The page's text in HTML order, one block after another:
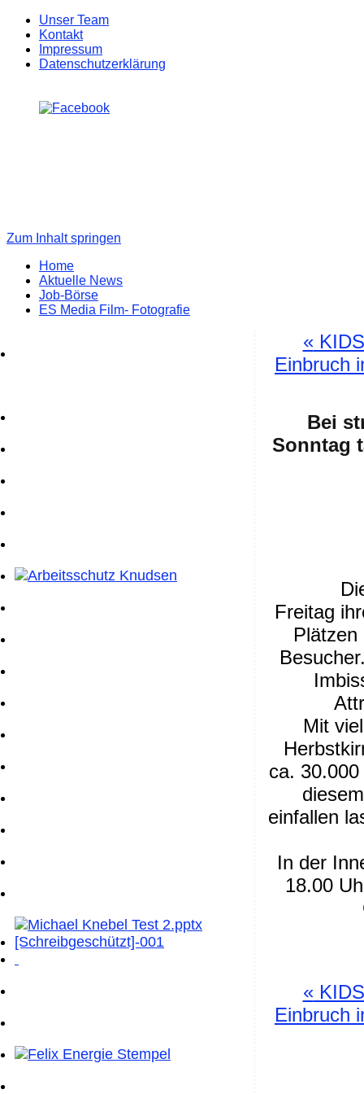
Unser Team
Kontakt
Impressum
Datenschutzerklärung
Zum Inhalt springen
Home
Aktuelle News
Job-Börse
ES Media Film- Fotografie
«
Einbruch
Bei
Sonntag
Freitag
Mit
ca.
einfallen
In der
18.00
«
Einbruch